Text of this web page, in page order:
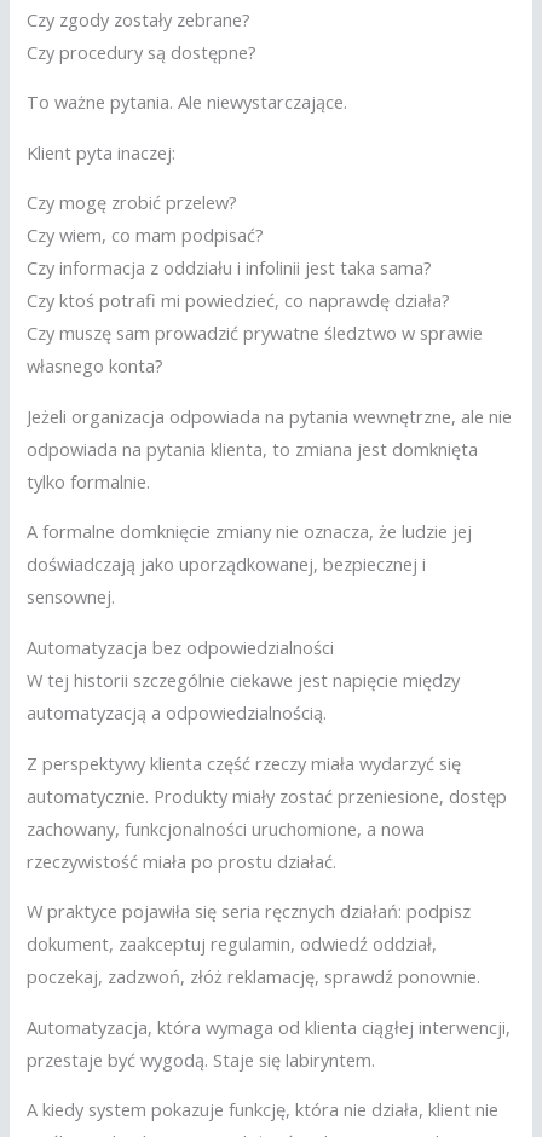
Czy zgody zostały zebrane?
Czy procedury są dostępne?
To ważne pytania. Ale niewystarczające.
Klient pyta inaczej:
Czy mogę zrobić przelew?
Czy wiem, co mam podpisać?
Czy informacja z oddziału i infolinii jest taka sama?
Czy ktoś potrafi mi powiedzieć, co naprawdę działa?
Czy muszę sam prowadzić prywatne śledztwo w sprawie
własnego konta?
Jeżeli organizacja odpowiada na pytania wewnętrzne, ale nie
odpowiada na pytania klienta, to zmiana jest domknięta
tylko formalnie.
A formalne domknięcie zmiany nie oznacza, że ludzie jej
doświadczają jako uporządkowanej, bezpiecznej i
sensownej.
Automatyzacja bez odpowiedzialności
W tej historii szczególnie ciekawe jest napięcie między
automatyzacją a odpowiedzialnością.
Z perspektywy klienta część rzeczy miała wydarzyć się
automatycznie. Produkty miały zostać przeniesione, dostęp
zachowany, funkcjonalności uruchomione, a nowa
rzeczywistość miała po prostu działać.
W praktyce pojawiła się seria ręcznych działań: podpisz
dokument, zaakceptuj regulamin, odwiedź oddział,
poczekaj, zadzwoń, złóż reklamację, sprawdź ponownie.
Automatyzacja, która wymaga od klienta ciągłej interwencji,
przestaje być wygodą. Staje się labiryntem.
A kiedy system pokazuje funkcję, która nie działa, klient nie